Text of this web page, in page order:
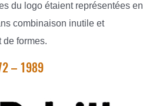
du logo étaient représentées en
combinaison inutile et
de formes.
– 1989